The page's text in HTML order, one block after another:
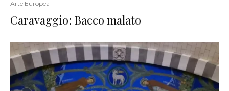
Arte Europea
Caravaggio: Bacco malato